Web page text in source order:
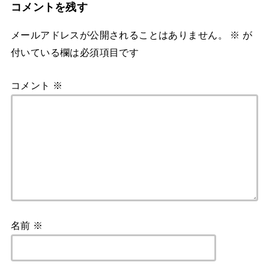
コメントを残す
メールアドレスが公開されることはありません。 ※ が
付いている欄は必須項目です
コメント ※
名前 ※